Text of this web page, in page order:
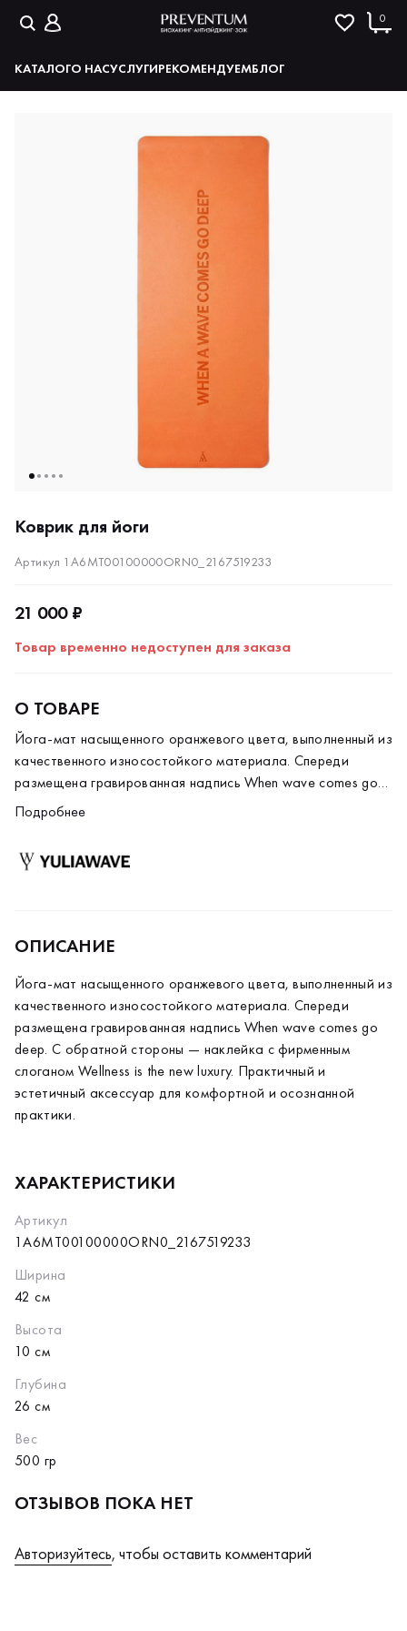
0
КАТАЛОГО НАСУСЛУГИРЕКОМЕНДУЕМБЛОГ
Коврик для йоги
Артикул 1A6MT00100000ORN0_2167519233
21 000 ₽
Товар временно недоступен для заказа
О ТОВАРЕ
Йога-мат насыщенного оранжевого цвета, выполненный из
качественного износостойкого материала. Спереди
размещена гравированная надпись When wave comes go
deep. С обратной стороны — наклейка с фирменным
слоганом Wellness is the new luxury. Практичный и
эстетичный аксессуар для комфортной и осознанной
практики.
Подробнее
ОПИСАНИЕ
Йога-мат насыщенного оранжевого цвета, выполненный из
качественного износостойкого материала. Спереди
размещена гравированная надпись When wave comes go
deep. С обратной стороны — наклейка с фирменным
слоганом Wellness is the new luxury. Практичный и
эстетичный аксессуар для комфортной и осознанной
практики.
ХАРАКТЕРИСТИКИ
Артикул
1A6MT00100000ORN0_2167519233
Ширина
42 см
Высота
10 см
Глубина
26 см
Вес
500 гр
ОТЗЫВОВ ПОКА НЕТ
Авторизуйтесь, чтобы оставить комментарий